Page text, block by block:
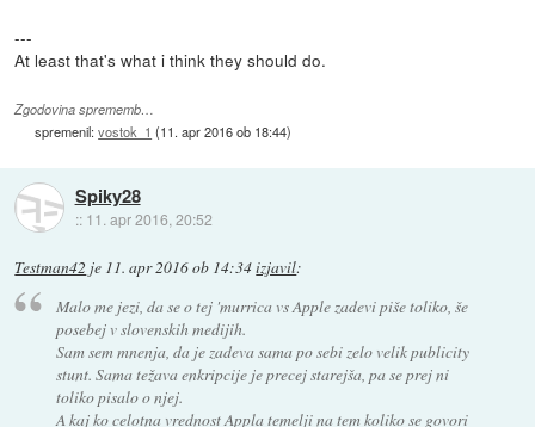
---
At least that's what i think they should do.
Zgodovina sprememb…
spremenil:vostok_1 (11. apr 2016 ob 18:44)
Spiky28
:: 11. apr 2016, 20:52
Testman42 je 11. apr 2016 ob 14:34izjavil:
Malo me jezi, da se o tej 'murrica vs Apple zadevi piše toliko, še
posebej v slovenskih medijih.
Sam sem mnenja, da je zadeva sama po sebi zelo velik publicity
stunt. Sama težava enkripcije je precej starejša, pa se prej ni
toliko pisalo o njej.
A kaj ko celotna vrednost Appla temelji na tem koliko se govori